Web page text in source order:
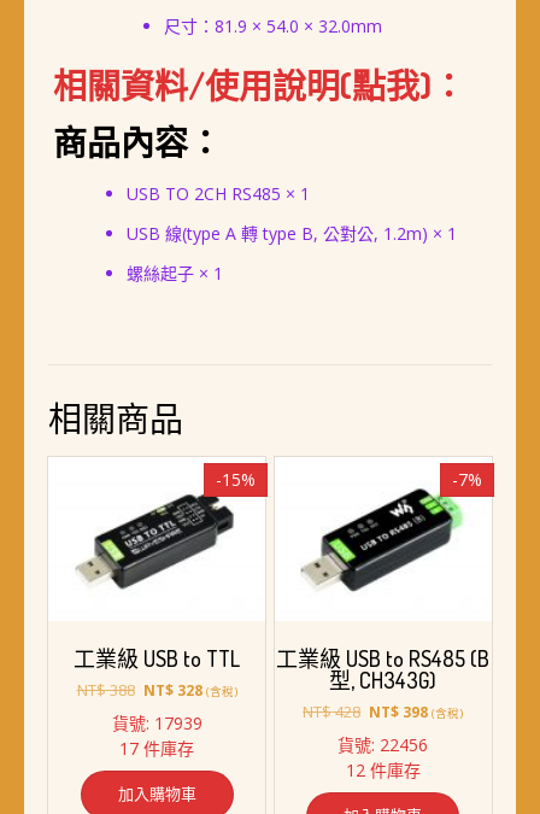
尺寸：81.9 × 54.0 × 32.0mm
相關資料/使用說明(點我)：
商品內容：
USB TO 2CH RS485 × 1
USB 線(type A 轉 type B, 公對公, 1.2m) × 1
螺絲起子 × 1
相關商品
-15%
工業級 USB to TTL
NT$388 原
價
格：
NT$ 388。
NT$328目
價
NT$ 328。
(含稅)
貨號: 17939
17 件庫存
加入購物車
-7%
工業級 USB to RS485 (B
型, CH343G)
NT$428 原
價
格：
NT$ 428。
NT$ 398目
NT$ 398。
(含稅)
貨號: 22456
12 件庫存